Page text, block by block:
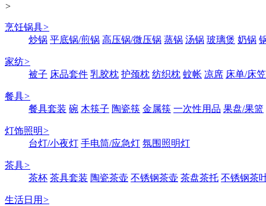
>
烹饪锅具>
炒锅 平底锅/煎锅 高压锅/微压锅 蒸锅 汤锅 玻璃煲 奶锅
家纺>
被子 床品套件 乳胶枕 护颈枕 纺织枕 蚊帐 凉席 床单/床笠
餐具>
餐具套装 碗 木筷子 陶瓷筷 金属筷 一次性用品 果盘/果篮
灯饰照明>
台灯/小夜灯 手电筒/应急灯 氛围照明灯
茶具>
茶杯 茶具套装 陶瓷茶壶 不锈钢茶壶 茶盘茶托 不锈钢茶
生活日用 >